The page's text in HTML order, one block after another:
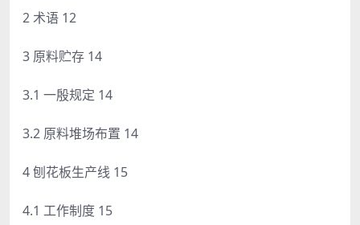
2 术语 12
3 原料贮存 14
3.1 一殷规定 14
3.2 原料堆场布置 14
4 刨花板生产线 15
4.1 工作制度 15